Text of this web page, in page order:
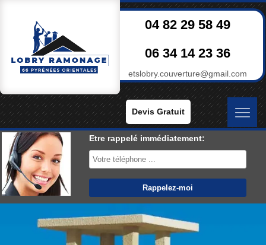
04 82 29 58 49
06 34 14 23 36
etslobry.couverture@gmail.com
Devis Gratuit
Etre rappelé immédiatement: